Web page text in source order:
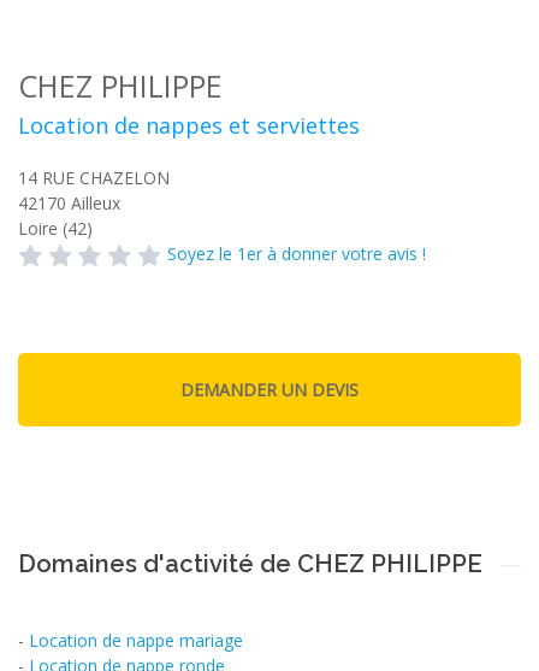
CHEZ PHILIPPE
Location de nappes et serviettes
14 RUE CHAZELON
42170 Ailleux
Loire (42)
Soyez le 1er à donner votre avis !
Domaines d'activité de CHEZ PHILIPPE
- Location de nappe mariage
- Location de nappe ronde